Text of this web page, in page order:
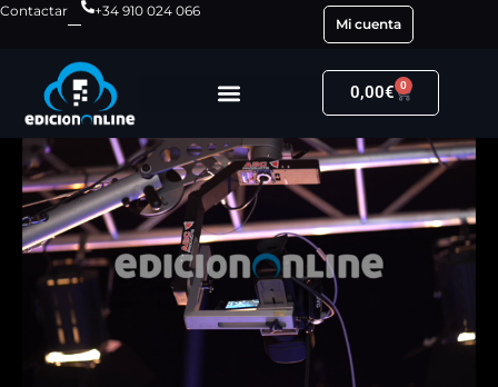
Ir
contenido
Contactar
+34 910 024 066
Mi cuenta
0,00€ 0
Carrito
Movimiento
de
grua
con
cámara
JVC
cantidad